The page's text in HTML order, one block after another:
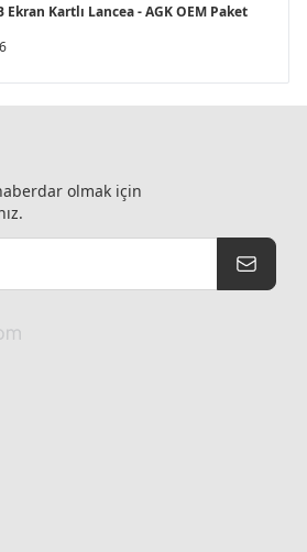
Ekran Kartlı Lancea - AGK OEM Paket
olmak için